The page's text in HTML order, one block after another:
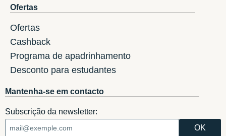
Ofertas
Ofertas
Cashback
Programa de apadrinhamento
Desconto para estudantes
Mantenha-se em contacto
Subscrição da newsletter: